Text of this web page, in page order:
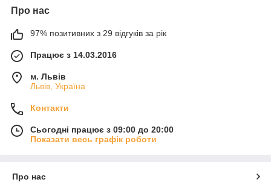
Про нас
97% позитивних з 29 відгуків за рік
Працює з 14.03.2016
м. Львів
Львів, Україна
Контакти
Сьогодні працює з 09:00 до 20:00
Показати весь графік роботи
Про нас